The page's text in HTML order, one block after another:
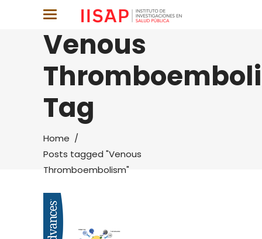
Venous
Tag
Home /
Posts tagged "Venous
Thromboembolism"